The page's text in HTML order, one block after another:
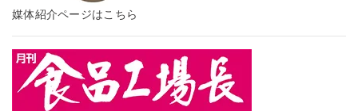
媒体紹介ページはこちら